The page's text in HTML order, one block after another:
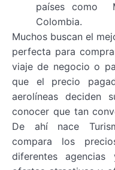
países como
Colombia.
Muchos buscan el
perfecta para
viaje de negocio o
que el precio
aerolíneas deciden
conocer que tan
De ahí nace
compara los
diferentes